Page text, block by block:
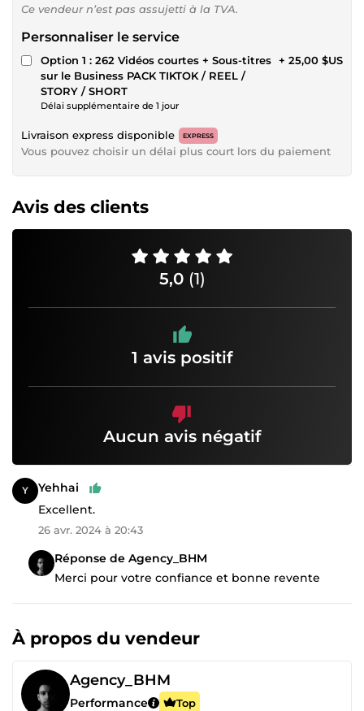
Ce vendeur n’est pas assujetti à la TVA.
Personnaliser le service
Option 1 : 262 Vidéos courtes + Sous-titres
sur le Business PACK TIKTOK / REEL /
STORY / SHORT
Délai supplémentaire de 1 jour
+ 25,00 $US
Livraison express disponible EXPRESS
Vous pouvez choisir un délai plus court lors du paiement
Avis des clients
5,0 (1)
1 avis positif
Aucun avis négatif
Yehhai
Excellent.
26 avr. 2024 à 20:43
Réponse de Agency_BHM
Merci pour votre confiance et bonne revente
À propos du vendeur
Agency_BHM
Performance Top